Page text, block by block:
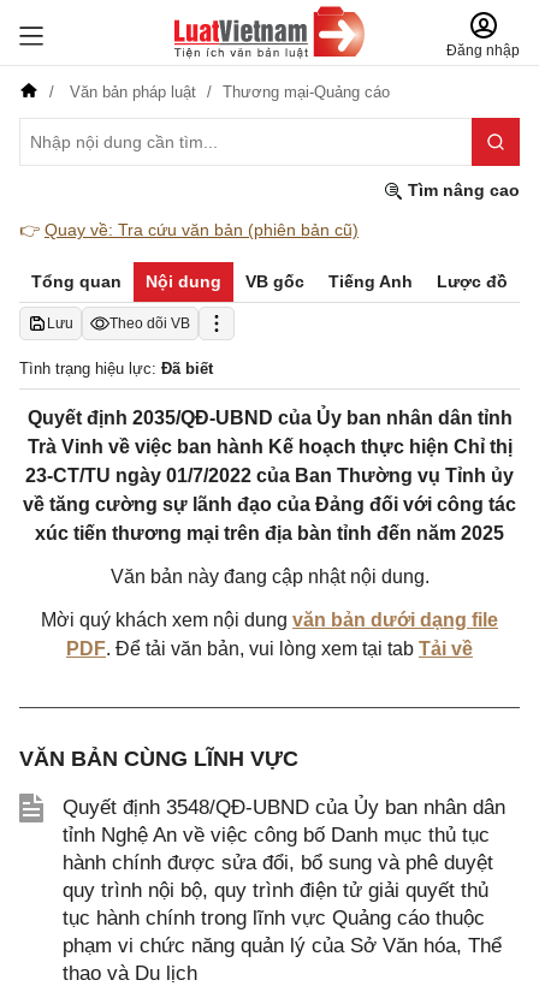
Đăng nhập
Văn bản pháp luật Thương mại-Quảng cáo
Tìm nâng cao
👉 Quay về: Tra cứu văn bản (phiên bản cũ)
Tổng quan Nội dung VB gốc Tiếng Anh Lược đồ
Lưu Theo dõi VB
Tình trạng hiệu lực: Đã biết
Quyết định 2035/QĐ-UBND của Ủy ban nhân dân tỉnh
Trà Vinh về việc ban hành Kế hoạch thực hiện Chỉ thị
23-CT/TU ngày 01/7/2022 của Ban Thường vụ Tỉnh ủy
về tăng cường sự lãnh đạo của Đảng đối với công tác
xúc tiến thương mại trên địa bàn tỉnh đến năm 2025
Văn bản này đang cập nhật nội dung.
Mời quý khách xem nội dung văn bản dưới dạng file
PDF. Để tải văn bản, vui lòng xem tại tab Tải về
VĂN BẢN CÙNG LĨNH VỰC
Quyết định 3548/QĐ-UBND của Ủy ban nhân dân
tỉnh Nghệ An về việc công bố Danh mục thủ tục
hành chính được sửa đổi, bổ sung và phê duyệt
quy trình nội bộ, quy trình điện tử giải quyết thủ
tục hành chính trong lĩnh vực Quảng cáo thuộc
phạm vi chức năng quản lý của Sở Văn hóa, Thể
thao và Du lịch